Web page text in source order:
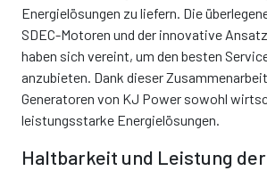
Energielösungen zu liefern. Die
SDEC-Motoren und der innovative
haben sich vereint, um den besten
anzubieten. Dank dieser
Generatoren von KJ Power sowohl
leistungsstarke Energielösungen.
Haltbarkeit und Leistung der